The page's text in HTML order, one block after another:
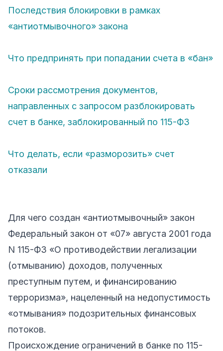
Последствия блокировки в рамках
«антиотмывочного» закона
Что предпринять при попадании счета в «бан»
Сроки рассмотрения документов,
направленных с запросом разблокировать
счет в банке, заблокированный по 115-ФЗ
Что делать, если «разморозить» счет
отказали
Для чего создан «антиотмывочный» закон
Федеральный закон от «07» августа 2001 года
N 115-ФЗ «О противодействии легализации
(отмыванию) доходов, полученных
преступным путем, и финансированию
терроризма», нацеленный на недопустимость
«отмывания» подозрительных финансовых
потоков.
Происхождение ограничений в банке по 115-